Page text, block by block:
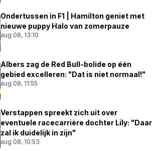
Ondertussen in F1 | Hamilton geniet met
nieuwe puppy Halo van zomerpauze
aug 08, 13:10
Albers zag de Red Bull-bolide op één
gebied excelleren: "Dat is niet normaal!"
aug 08, 11:55
Verstappen spreekt zich uit over
eventuele racecarrière dochter Lily: "Daar
zal ik duidelijk in zijn"
aug 08, 10:53